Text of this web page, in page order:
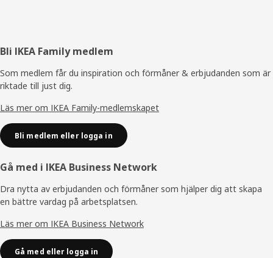
Sidfot
Bli IKEA Family medlem
Som medlem får du inspiration och förmåner & erbjudanden som är
riktade till just dig.
Läs mer om IKEA Family-medlemskapet
Bli medlem eller logga in
Gå med i IKEA Business Network
Dra nytta av erbjudanden och förmåner som hjälper dig att skapa
en bättre vardag på arbetsplatsen.
Läs mer om IKEA Business Network
Gå med eller logga in